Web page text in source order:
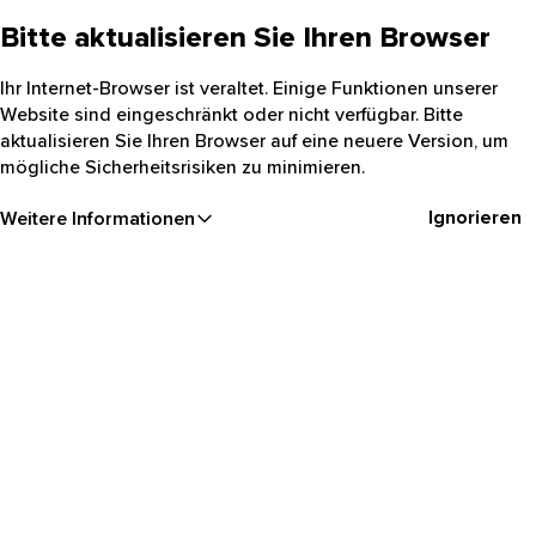
Bitte aktualisieren Sie Ihren Browser
Ihr Internet-Browser ist veraltet. Einige Funktionen unserer
Website sind eingeschränkt oder nicht verfügbar. Bitte
aktualisieren Sie Ihren Browser auf eine neuere Version, um
mögliche Sicherheitsrisiken zu minimieren.
Weitere Informationen Ignorieren